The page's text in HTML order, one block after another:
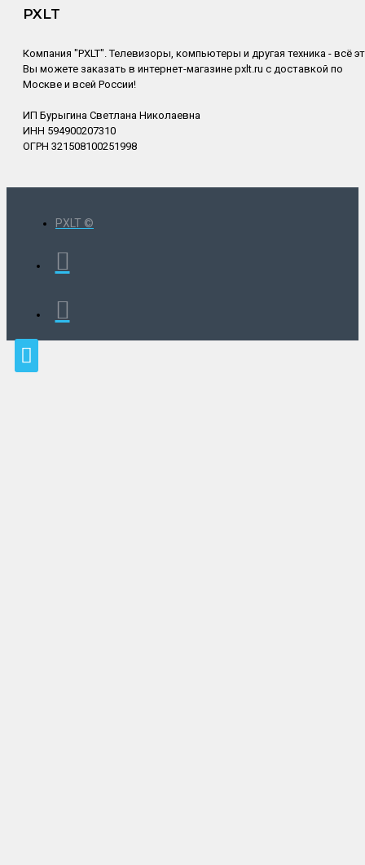
PXLT
Компания "PXLT". Телевизоры, компьютеры и другая техника - всё
Вы можете заказать в интернет-магазине pxlt.ru с доставкой по
Москве и всей России!
ИП Бурыгина Светлана Николаевна
ИНН 594900207310
ОГРН 321508100251998
PXLT ©